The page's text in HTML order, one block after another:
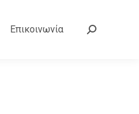
Επικοινωνία Search: